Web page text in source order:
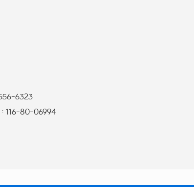
6323
: 116-80-06994